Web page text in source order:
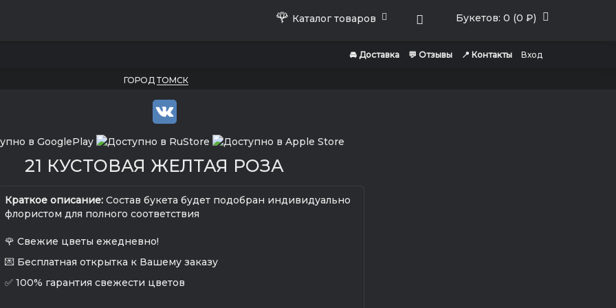
Букетов: 0 (0 ₽)
🌹 Каталог товаров
🚘 Доставка 💬 Отзывы 📍 Контакты Вход
ГОРОД ТОМСК
21 КУСТОВАЯ ЖЕЛТАЯ РОЗА
Краткое описание:Состав букета будет подобран индивидуально
флористом для полного соответствия
🌹 Свежие цветы ежедневно!
💌 Бесплатная открытка к Вашему заказу
✅ 100% гарантия свежести цветов